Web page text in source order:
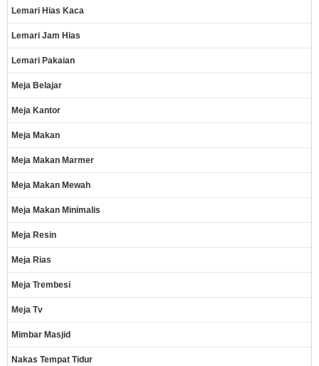
Lemari Hias Kaca
Lemari Jam Hias
Lemari Pakaian
Meja Belajar
Meja Kantor
Meja Makan
Meja Makan Marmer
Meja Makan Mewah
Meja Makan Minimalis
Meja Resin
Meja Rias
Meja Trembesi
Meja Tv
Mimbar Masjid
Nakas Tempat Tidur